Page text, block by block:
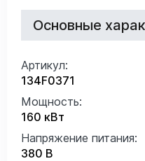
Основные
Артикул:
134F0371
Мощность:
160 кВт
Напряжение питания:
380 В